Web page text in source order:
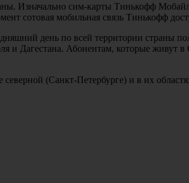
Изначально сим-карты Тинькофф
сотовая мобильная связь Тинькофф
день по всей территории страны
Дагестана. Абонентам, которые живут в
(Санкт-Петербурге) и в их